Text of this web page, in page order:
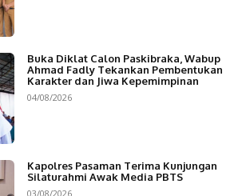
Buka Diklat Calon Paskibraka, Wabup
Ahmad Fadly Tekankan Pembentukan
Karakter dan Jiwa Kepemimpinan
04/08/2026
Kapolres Pasaman Terima Kunjungan
Silaturahmi Awak Media PBTS
03/08/2026